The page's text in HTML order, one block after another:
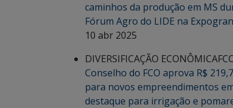
caminhos da produção em MS
Fórum Agro do LIDE na
10 abr 2025
DIVERSIFICAÇÃO ECONÔMICA
Conselho do FCO aprova R$
para novos empreendimentos
destaque para irrigação e